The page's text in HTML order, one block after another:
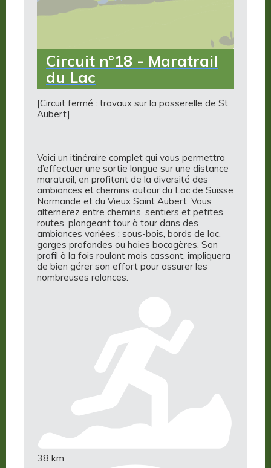
Circuit n°18 - Maratrail
du Lac
[Circuit fermé : travaux sur la passerelle de St
Aubert]
Voici un itinéraire complet qui vous permettra
d’effectuer une sortie longue sur une distance
maratrail, en profitant de la diversité des
ambiances et chemins autour du Lac de Suisse
Normande et du Vieux Saint Aubert. Vous
alternerez entre chemins, sentiers et petites
routes, plongeant tour à tour dans des
ambiances variées : sous-bois, bords de lac,
gorges profondes ou haies bocagères. Son
profil à la fois roulant mais cassant, impliquera
de bien gérer son effort pour assurer les
nombreuses relances.
38 km